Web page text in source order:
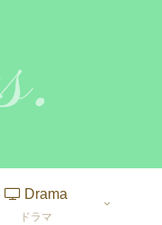
Drama
ドラマ